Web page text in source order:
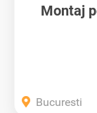
Montaj
Bucuresti